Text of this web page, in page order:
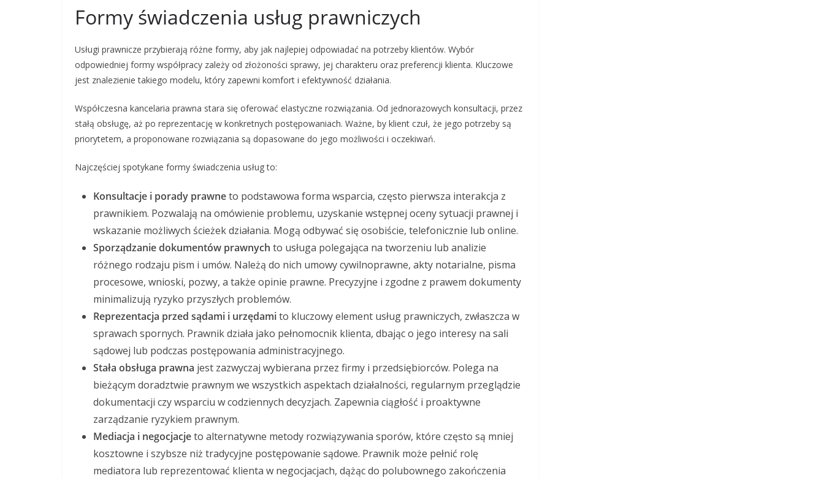
Formy świadczenia usług prawniczych
Usługi prawnicze przybierają różne formy, aby jak najlepiej odpowiadać na potrzeby klientów. Wybór
odpowiedniej formy współpracy zależy od złożoności sprawy, jej charakteru oraz preferencji klienta. Kluczowe
jest znalezienie takiego modelu, który zapewni komfort i efektywność działania.
Współczesna kancelaria prawna stara się oferować elastyczne rozwiązania. Od jednorazowych konsultacji, przez
stałą obsługę, aż po reprezentację w konkretnych postępowaniach. Ważne, by klient czuł, że jego potrzeby są
priorytetem, a proponowane rozwiązania są dopasowane do jego możliwości i oczekiwań.
Najczęściej spotykane formy świadczenia usług to:
Konsultacje i porady prawneto podstawowa forma wsparcia, często pierwsza interakcja z
prawnikiem. Pozwalają na omówienie problemu, uzyskanie wstępnej oceny sytuacji prawnej i
wskazanie możliwych ścieżek działania. Mogą odbywać się osobiście, telefonicznie lub online.
Sporządzanie dokumentów prawnych to usługa polegająca na tworzeniu lub analizie
różnego rodzaju pism i umów. Należą do nich umowy cywilnoprawne, akty notarialne, pisma
procesowe, wnioski, pozwy, a także opinie prawne. Precyzyjne i zgodne z prawem dokumenty
minimalizują ryzyko przyszłych problemów.
Reprezentacja przed sądami i urzędamito kluczowy element usług prawniczych, zwłaszcza w
sprawach spornych. Prawnik działa jako pełnomocnik klienta, dbając o jego interesy na sali
sądowej lub podczas postępowania administracyjnego.
Stała obsługa prawna jest zazwyczaj wybierana przez firmy i przedsiębiorców. Polega na
bieżącym doradztwie prawnym we wszystkich aspektach działalności, regularnym przeglądzie
dokumentacji czy wsparciu w codziennych decyzjach. Zapewnia ciągłość i proaktywne
zarządzanie ryzykiem prawnym.
Mediacja i negocjacjeto alternatywne metody rozwiązywania sporów, które często są mniej
kosztowne i szybsze niż tradycyjne postępowanie sądowe. Prawnik może pełnić rolę
mediatora lub reprezentować klienta w negocjacjach, dążąc do polubownego zakończenia